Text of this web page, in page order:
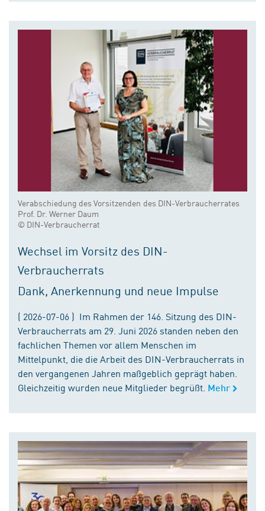
Verabschiedung des Vorsitzenden des DIN-Verbraucherrates
Prof. Dr. Werner Daum
© DIN-Verbraucherrat
Wechsel im Vorsitz des DIN-
Verbraucherrats
Dank, Anerkennung und neue Impulse
( 2026-07-06 ) Im Rahmen der 146. Sitzung des DIN-
Verbraucherrats am 29. Juni 2026 standen neben den
fachlichen Themen vor allem Menschen im
Mittelpunkt, die die Arbeit des DIN-Verbraucherrats in
den vergangenen Jahren maßgeblich geprägt haben.
Gleichzeitig wurden neue Mitglieder begrüßt. Mehr